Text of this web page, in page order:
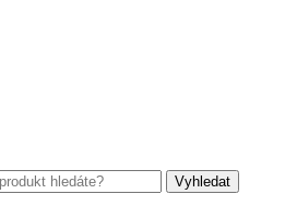
Vyhledat